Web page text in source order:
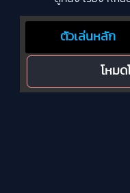
ตัวเล่นหลัก
โหม